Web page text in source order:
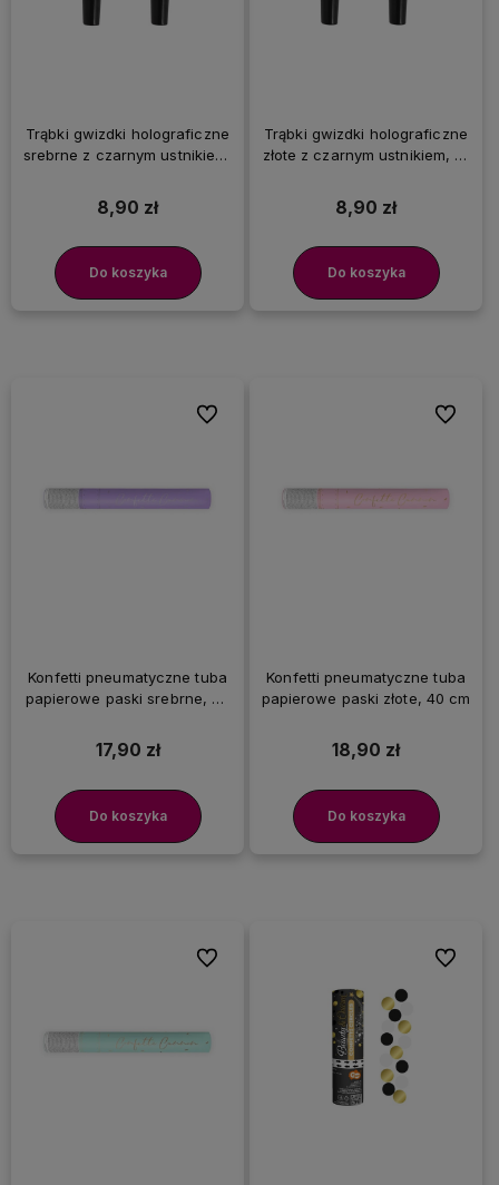
Trąbki gwizdki holograficzne
srebrne z czarnym ustnikiem,
8,90 zł
Do koszyka
Trąbki gwizdki holograficzne
złote z czarnym ustnikiem, 10
8,90 zł
Do koszyka
Konfetti pneumatyczne tuba
papierowe paski srebrne, 40
17,90 zł
Do koszyka
Do ulubionych
Konfetti pneumatyczne tuba
papierowe paski złote, 40 cm
18,90 zł
Do koszyka
Do
Do ulubionych Do